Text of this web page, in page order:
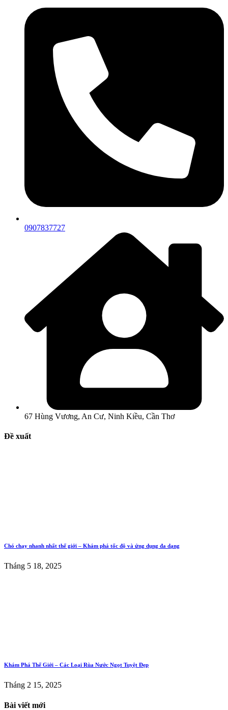
0907837727
67 Hùng Vương, An Cư, Ninh Kiều, Cần Thơ
Đề xuất
Chó chạy nhanh nhất thế giới – Khám phá tốc độ và ứng dụng đa dạng
Tháng 5 18, 2025
Khám Phá Thế Giới – Các Loại Rùa Nước Ngọt Tuyệt Đẹp
Tháng 2 15, 2025
Bài viết mới